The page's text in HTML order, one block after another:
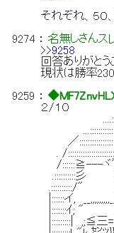
それぞれ、５
9274 ：名無しさんス
>>9258
回答ありがとう
現状は勝率
9259 ：
２/１０
／
. /
/::::::≧---ヾﾞﾞ
.::::::::::彡
.::::::::::/"
|::::::イ,
|:::::::ｲ; "
|:::::::::| ,;≦